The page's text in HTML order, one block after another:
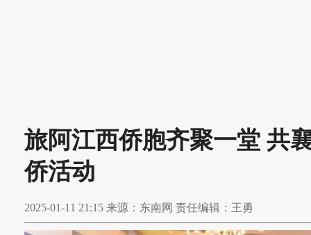
旅阿江西侨胞齐聚一堂 共
侨活动
2025-01-11 21:15 来源：东南网 责任编辑：王勇